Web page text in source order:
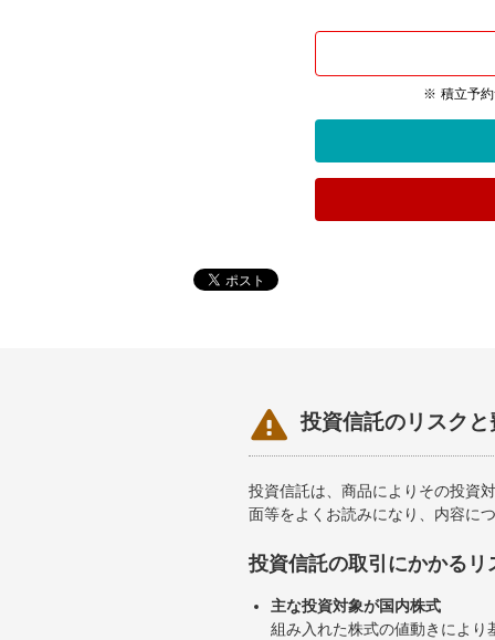
積立予
 投資信託のリスク
投資信託は、商品によりその投資
面等をよくお読みになり、内容に
投資信託の取引にかかるリ
主な投資対象が国内株式
組み入れた株式の値動きによ